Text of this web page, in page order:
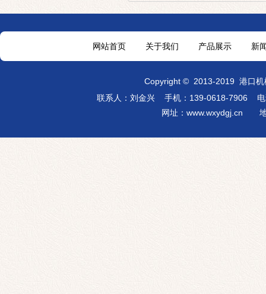
网站首页 关于我们 产品展示 新
Copyright© 2013-2019 港口机
联系人：刘金兴 手机：139-0618-7906 电
网址： www.wxydgj.cn 地